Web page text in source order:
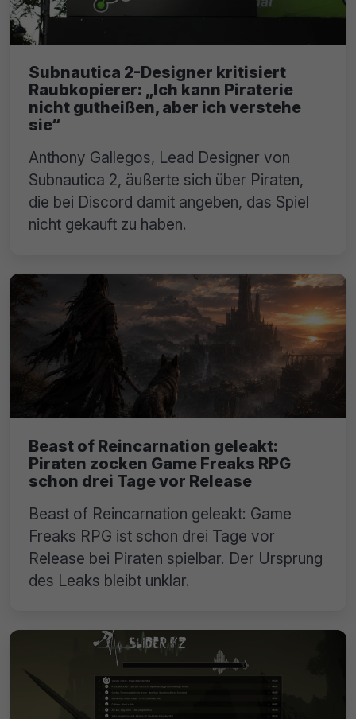
Subnautica 2-Designer kritisiert
Raubkopierer: „Ich kann Piraterie
nicht gutheißen, aber ich verstehe
sie“
Anthony Gallegos, Lead Designer von
Subnautica 2, äußerte sich über Piraten,
die bei Discord damit angeben, das Spiel
nicht gekauft zu haben.
Beast of Reincarnation geleakt:
Piraten zocken Game Freaks RPG
schon drei Tage vor Release
Beast of Reincarnation geleakt: Game
Freaks RPG ist schon drei Tage vor
Release bei Piraten spielbar. Der Ursprung
des Leaks bleibt unklar.